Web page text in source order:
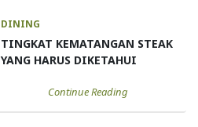
DINING
TINGKAT KEMATANGAN STEAK
YANG HARUS DIKETAHUI
Continue Reading